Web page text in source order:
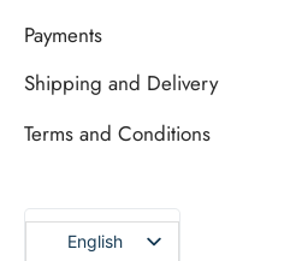
Payments
Shipping and Delivery
Terms and Conditions
English